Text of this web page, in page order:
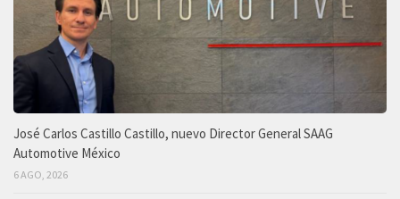
José Carlos Castillo Castillo, nuevo Director General SAAG
Automotive México
6 AGO, 2026